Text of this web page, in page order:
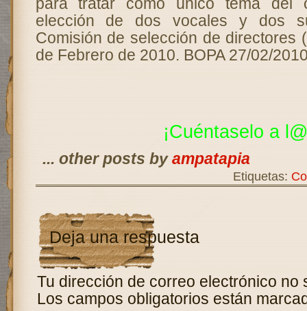
elección de dos vocales y dos
Comisión de selección de directores
de Febrero de 2010. BOPA 27/02/
¡Cuéntaselo a
... other posts byampatapia
Etiquetas:
Deja una respuesta
Tu dirección de correo electrónico no
Los campos obligatorios están